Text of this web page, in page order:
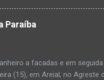
de apresentar ruptura anal e
sábado (6), alguns sinais
piora no estado de
Paraíba
a facadas e em
(15), em Areial, no Agreste